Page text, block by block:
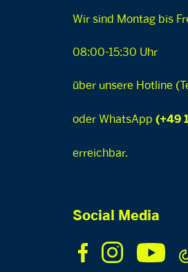
Wir sind Montag bis
08:00-15:30 Uhr
über unsere Hotline
oder WhatsApp (+49
erreichbar.
Social Media